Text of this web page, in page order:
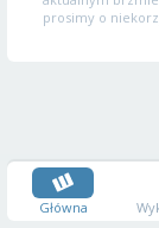
prosimy o
Główna